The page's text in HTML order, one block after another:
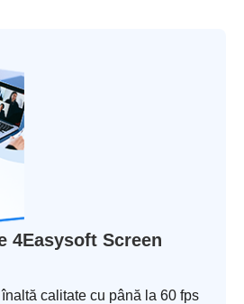
4Easysoft Screen
calitate cu până la 60 fps